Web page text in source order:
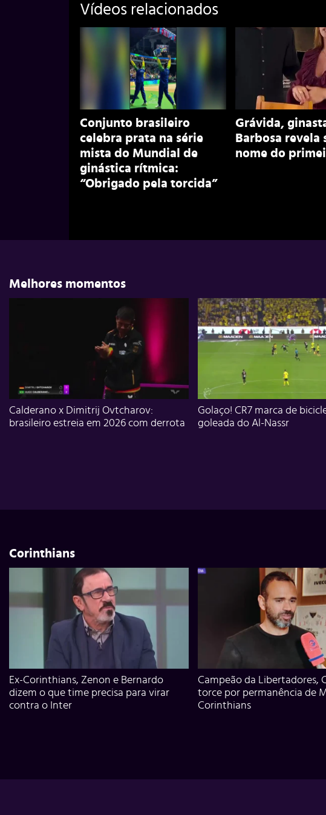
Vídeos relacionados
Conjunto brasileiro
celebra prata na série
mista do Mundial de
ginástica rítmica:
“Obrigado pela torcida”
Grávida,
Barbosa revela
nome do
Melhores momentos
Calderano x Dimitrij Ovtcharov:
brasileiro estreia em 2026 com derrota
Golaço! CR7 marca de
goleada do Al-Nassr
Corinthians
Ex-Corinthians, Zenon e Bernardo
dizem o que time precisa para virar
contra o Inter
Campeão da Libertadores,
torce por permanência de
Corinthians